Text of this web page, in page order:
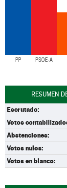
PP PSOE-A
RESUMEN
Escrutado:
Votos
Abstenciones:
Votos nulos:
Votos en blanco: